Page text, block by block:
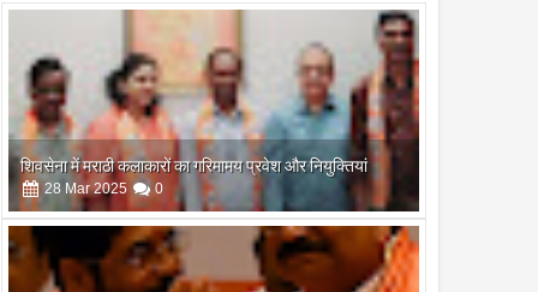
शिवसेना में मराठी कलाकारों का गरिमामय प्रवेश और नियुक्तियां
28 Mar 2025 0